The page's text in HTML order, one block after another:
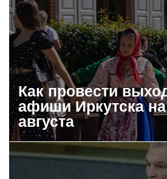
Как провести
афиши Иркутска
августа